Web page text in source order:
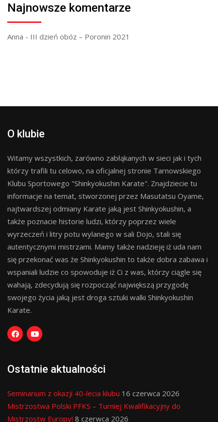
Najnowsze komentarze
Anna - III dzień obóz – Poronin 2021
O klubie
Witamy wszystkich, zarówno zabłąkanych w sieci jak i tych
którzy trafili tu celowo, na oficjalnej stronie Tarnowskiego
Klubu Sportowego "Shinkyokushin Karate". Znajdziecie tu
informacje na temat, stworzonej przez Masutatsu Oyame,
najtwardszej odmiany Karate jaką jest Shinkyokushin, a
także poznacie historie ludzi, którzy poprzez wiele
wyrzeczeń i litry potu wylanego w sali Dojo, stali się
autentycznymi mistrzami. Mamy także nadzieję iż uda nam
się przekonać was że Shinkyokushin to także dobra zabawa i
wspaniali ludzie co spowoduje iż Ci z was, którzy ciągle się
wahają, zdecydują się rozpocząć największą przygodę
swojego życia jaką jest droga sztuki walki Shinkyokushin
Karate.
Ostatnie aktualności
Seminarium z okazji 40-lecia klubu 16 czerwca 2026
Mistrzostwa Polski PFKS – Turniej Kwalifikacyjny do
Mistrzostw Europy! 8 czerwca 2026